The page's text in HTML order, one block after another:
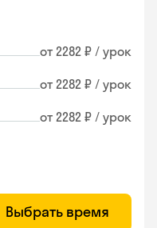
от 2282 ₽ / урок
от 2282 ₽ / урок
от 2282 ₽ / урок
Выбрать время